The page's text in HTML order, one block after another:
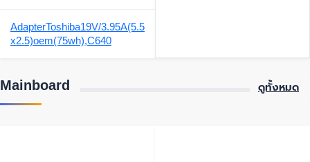
AdapterToshiba19V/3.95A(5.5
x2.5)oem(75wh),C640
Mainboard ดูทั้งหมด